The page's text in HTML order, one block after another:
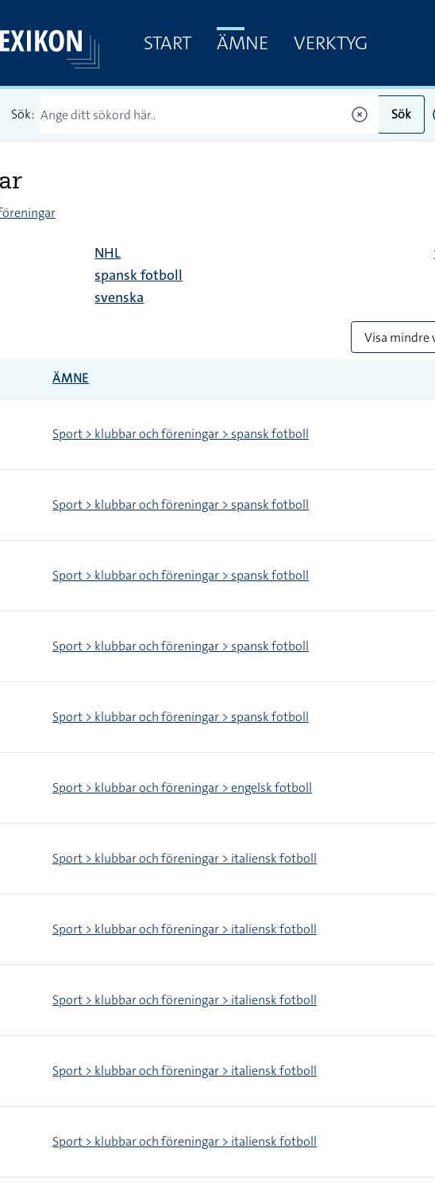
START ÄMNE VERKTYG
Sök: Sök
NHL
spansk fotboll
svenska
Visa mindre
ÄMNE
Sport > klubbar och föreningar > spansk fotboll
Sport > klubbar och föreningar > spansk fotboll
Sport > klubbar och föreningar > spansk fotboll
Sport > klubbar och föreningar > spansk fotboll
Sport > klubbar och föreningar > spansk fotboll
Sport > klubbar och föreningar > engelsk fotboll
Sport > klubbar och föreningar > italiensk fotboll
Sport > klubbar och föreningar > italiensk fotboll
Sport > klubbar och föreningar > italiensk fotboll
Sport > klubbar och föreningar > italiensk fotboll
Sport > klubbar och föreningar > italiensk fotboll